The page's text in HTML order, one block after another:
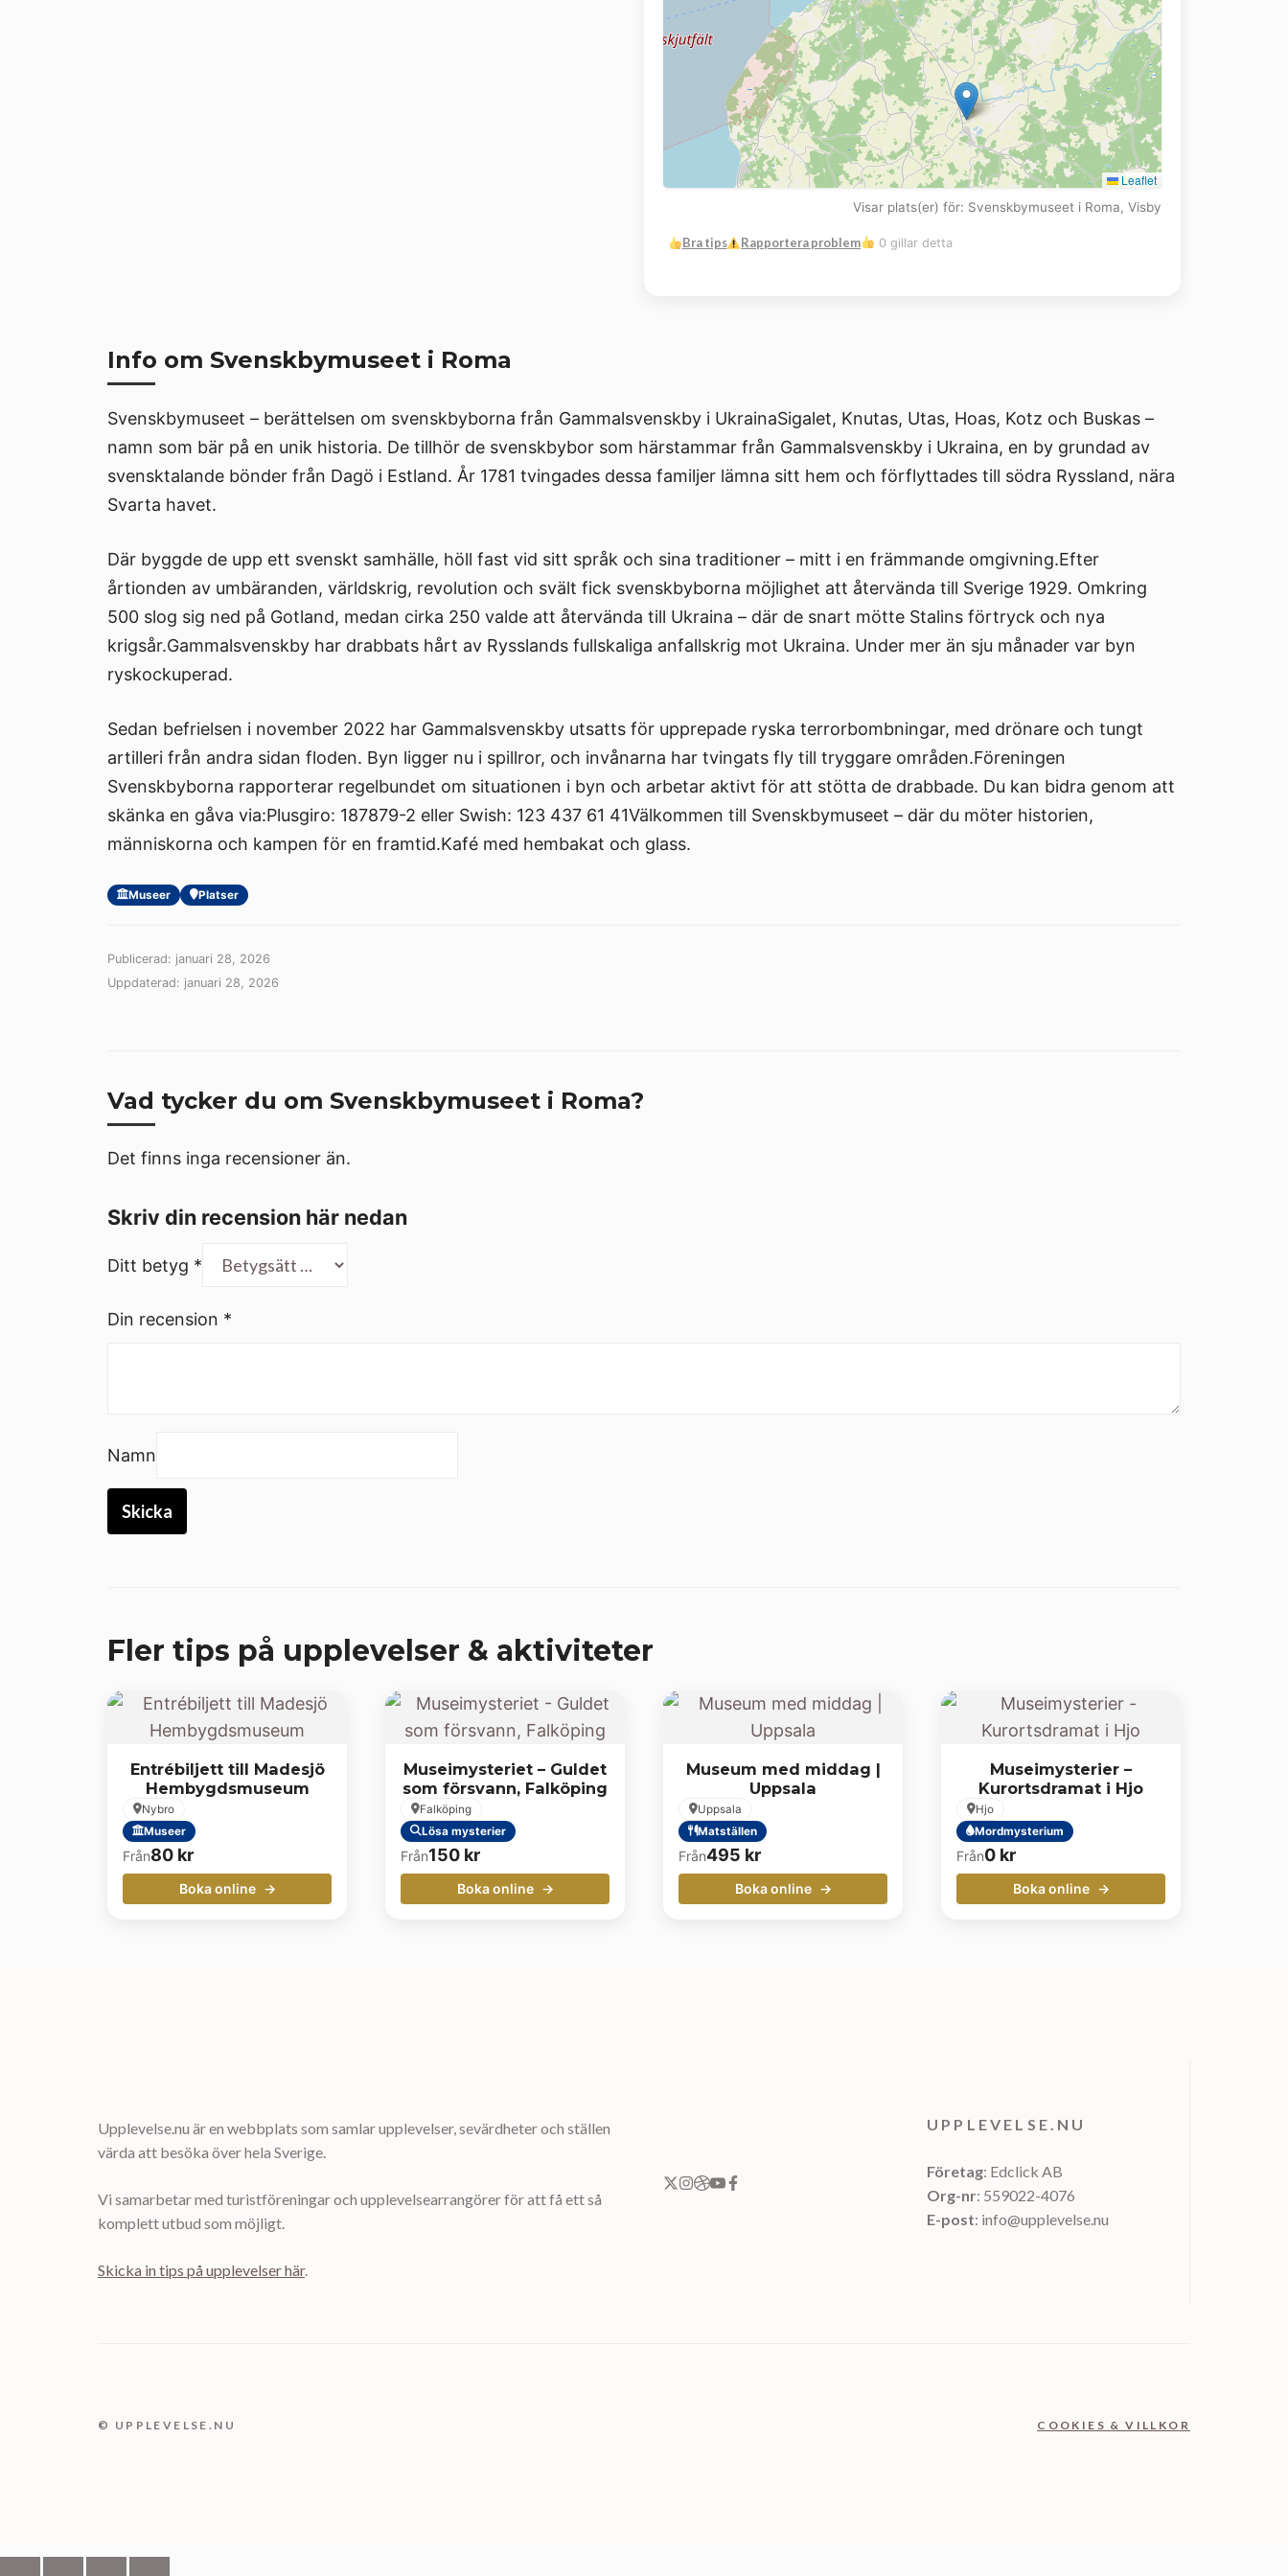
Leaflet
Visar plats(er) för: Svenskbymuseet i Roma, Visby
Bra tips Rapportera problem 0 gillar detta
Info om Svenskbymuseet i Roma
Svenskbymuseet – berättelsen om svenskbyborna från Gammalsvenskby i UkrainaSigalet, Knutas, Utas, Hoas, Kotz och Buskas –
namn som bär på en unik historia. De tillhör de svenskbybor som härstammar från Gammalsvenskby i Ukraina, en by grundad av
svensktalande bönder från Dagö i Estland. År 1781 tvingades dessa familjer lämna sitt hem och förflyttades till södra Ryssland, nära
Svarta havet.
Där byggde de upp ett svenskt samhälle, höll fast vid sitt språk och sina traditioner – mitt i en främmande omgivning.Efter
årtionden av umbäranden, världskrig, revolution och svält fick svenskbyborna möjlighet att återvända till Sverige 1929. Omkring
500 slog sig ned på Gotland, medan cirka 250 valde att återvända till Ukraina – där de snart mötte Stalins förtryck och nya
krigsår.Gammalsvenskby har drabbats hårt av Rysslands fullskaliga anfallskrig mot Ukraina. Under mer än sju månader var byn
ryskockuperad.
Sedan befrielsen i november 2022 har Gammalsvenskby utsatts för upprepade ryska terrorbombningar, med drönare och tungt
artilleri från andra sidan floden. Byn ligger nu i spillror, och invånarna har tvingats fly till tryggare områden.Föreningen
Svenskbyborna rapporterar regelbundet om situationen i byn och arbetar aktivt för att stötta de drabbade. Du kan bidra genom att
skänka en gåva via:Plusgiro: 187879-2 eller Swish: 123 437 61 41Välkommen till Svenskbymuseet – där du möter historien,
människorna och kampen för en framtid.Kafé med hembakat och glass.
Museer Platser
Publicerad: januari 28, 2026
Uppdaterad: januari 28, 2026
Vad tycker du om Svenskbymuseet i Roma?
Det finns inga recensioner än.
Skriv din recension här nedan
Ditt betyg *
Din recension *
Namn
Fler tips på upplevelser & aktiviteter
Entrébiljett till Madesjö
Hembygdsmuseum
Nybro
Museer
Från80 kr
Boka online
Museimysteriet – Guldet
som försvann, Falköping
Falköping
Lösa mysterier
Från150 kr
Boka online
Museum med middag |
Uppsala
Uppsala
Matställen
Från495 kr
Boka online
Museimysterier –
Kurortsdramat i Hjo
Hjo
Mordmysterium
Från0 kr
Boka online
Upplevelse.nu är en webbplats som samlar upplevelser, sevärdheter och ställen
värda att besöka över hela Sverige.
Vi samarbetar med turistföreningar och upplevelsearrangörer för att få ett så
komplett utbud som möjligt.
Skicka in tips på upplevelser här.
UPPLEVELSE.NU
Företag: Edclick AB
Org-nr: 559022-4076
E-post: info@upplevelse.nu
© UPPLEVELSE.NU COOKIES & VILLKOR